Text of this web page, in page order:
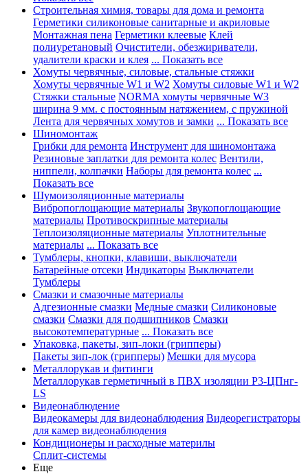
Строительная химия, товары для дома и ремонта
Герметики силиконовые санитарные и акриловые
Монтажная пена Герметики клеевые Клей
полиуретановый Очистители, обезжириватели,
удалители краски и клея ... Показать все
Хомуты червячные, силовые, стальные стяжки
Хомуты червячные W1 и W2 Хомуты силовые W1 и W2
Стяжки стальные NORMA хомуты червячные W3
ширина 9 мм. с постоянным натяжением, с пружиной
Лента для червячных хомутов и замки ... Показать все
Шиномонтаж
Грибки для ремонта Инструмент для шиномонтажа
Резиновые заплатки для ремонта колес Вентили,
ниппели, колпачки Наборы для ремонта колес ...
Показать все
Шумоизоляционные материалы
Вибропоглощающие материалы Звукопоглощающие
материалы Противоскрипные материалы
Теплоизоляционные материалы Уплотнительные
материалы ... Показать все
Тумблеры, кнопки, клавиши, выключатели
Батарейные отсеки Индикаторы Выключатели
Тумблеры
Смазки и смазочные материалы
Адгезионные смазки Медные смазки Силиконовые
смазки Смазки для подшипников Смазки
высокотемпературные ... Показать все
Упаковка, пакеты, зип-локи (грипперы)
Пакеты зип-лок (грипперы) Мешки для мусора
Металлорукав и фитинги
Металлорукав герметичный в ПВХ изоляции Р3-ЦПнг-
LS
Видеонаблюдение
Видеокамеры для видеонаблюдения Видеорегистраторы
для камер видеонаблюдения
Кондиционеры и расходные материлы
Сплит-системы
Еще